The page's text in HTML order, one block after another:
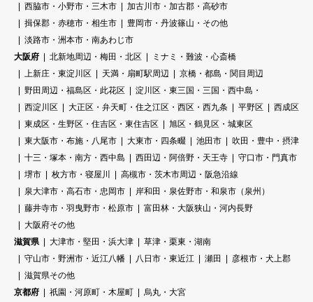
西脇市・小野市・三木市
加古川市・加古郡・高砂市
揖保郡・赤穂市・相生市
豊岡市・丹波篠山・その他
淡路市・洲本市・南あわじ市
大阪府
北新地周辺・梅田・北区
ミナミ・難波・心斎橋
上新庄・東淀川区
天満・扇町駅周辺
京橋・都島・関目周辺
野田周辺・福島区・此花区
淀川区・東三国・三国・西中島・
西淀川区
大正区・弁天町・住之江区・西区・西九条 平野区
西成区
東成区・生野区・住吉区・東住吉区
旭区・鶴見区・城東区
東大阪市・布施・八尾市
大東市・四条畷 池田市
吹田・豊中・摂津
十三・塚本・南方・西中島
西田辺・阿倍野・天王寺
守口市・門真市
堺市
枚方市・寝屋川
高槻市・茨木市周辺・阪急沿線
泉大津市・高石市・忠岡市
岸和田・泉佐野市・和泉市（泉州）
藤井寺市・羽曳野市・松原市
富田林・大阪狭山・河内長野
大阪府その他
滋賀県
大津市・堅田・浜大津
草津・栗東・湖南
守山市・野洲市・近江八幡
八日市・東近江 瀬田
彦根市・犬上郡
滋賀県その他
京都府
祇園・河原町・木屋町
烏丸・大宮